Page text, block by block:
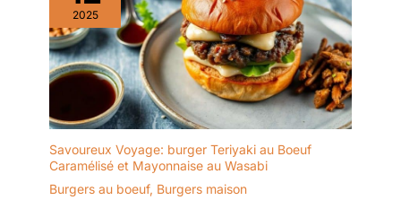
2025
Savoureux Voyage: burger Teriyaki au Boeuf
Caramélisé et Mayonnaise au Wasabi
Burgers au boeuf, Burgers maison